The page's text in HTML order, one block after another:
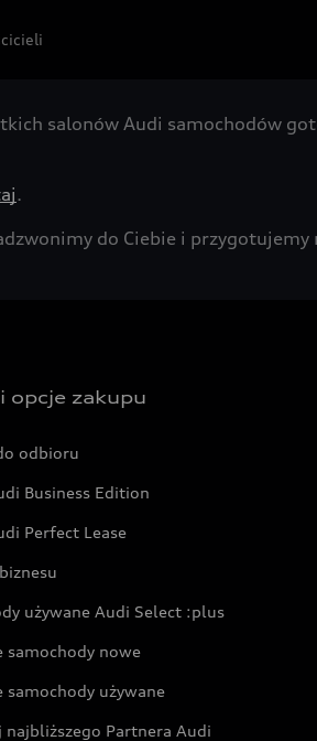
salonów Audi samochodów
.
do Ciebie i
opcje zakupu
odbioru
Business Edition
Perfect Lease
używane Audi Select :plus
samochody nowe
samochody używane
najbliższego Partnera Audi